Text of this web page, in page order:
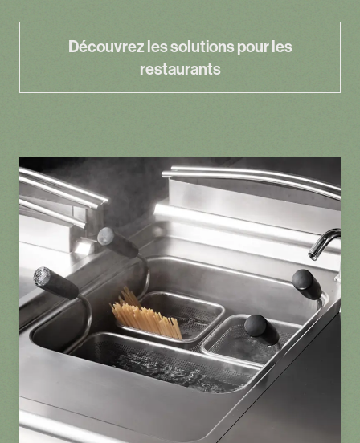
Découvrez les solutions pour les
restaurants